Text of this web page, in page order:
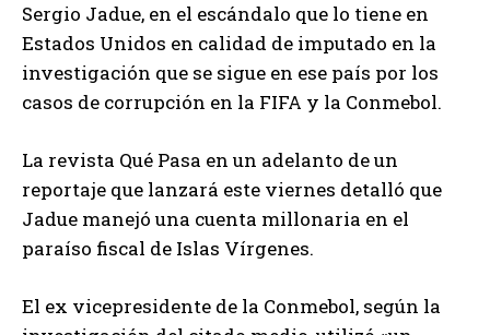
Sergio Jadue, en el escándalo que lo tiene en
Estados Unidos en calidad de imputado en la
investigación que se sigue en ese país por los
casos de corrupción en la FIFA y la Conmebol.
La revista Qué Pasa en un adelanto de un
reportaje que lanzará este viernes detalló que
Jadue manejó una cuenta millonaria en el
paraíso fiscal de Islas Vírgenes.
El ex vicepresidente de la Conmebol, según la